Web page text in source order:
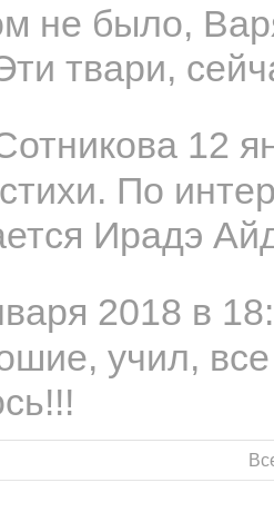
не было,
твари,
12
По
Ирадэ
2018 в
учил,